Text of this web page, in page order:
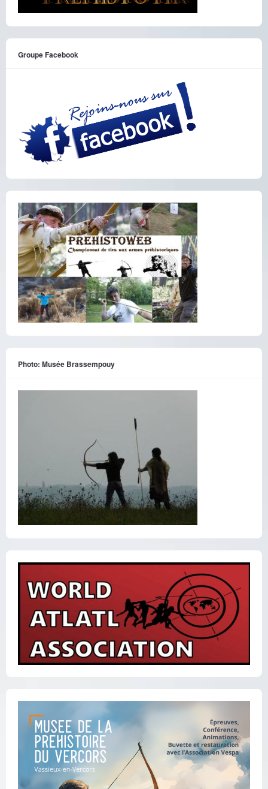
Groupe Facebook
Photo: Musée Brassempouy